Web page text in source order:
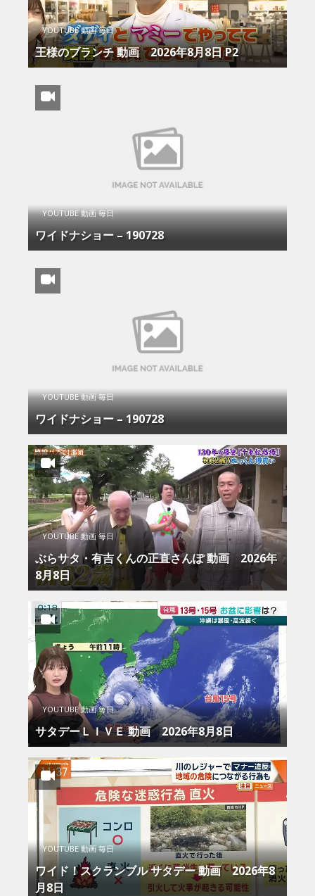
YOUTUBE 動画 毎日
王様のブランチ 動画 2026年8月8日 P2
YOUTUBE 動画 毎日
ワイドナショー – 190728
YOUTUBE 動画 毎日
ワイドナショー – 190728
YOUTUBE 動画 毎日
ぶらサタ・有吉くんの正直さんぽ 動画 2026年
8月8日
YOUTUBE 動画 毎日
サタデーＬＩＶＥ 動画 2026年8月8日
YOUTUBE 動画 毎日
ワイド！スクランブル サタデー 動画 2026年8
月8日